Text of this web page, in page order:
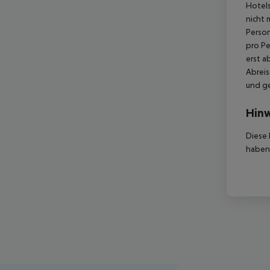
nicht
pro
erst
und
Diese